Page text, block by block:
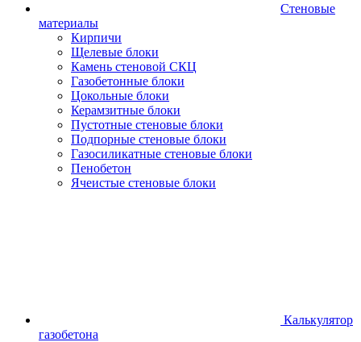
Стеновые
материалы
Кирпичи
Щелевые блоки
Камень стеновой СКЦ
Газобетонные блоки
Цокольные блоки
Керамзитные блоки
Пустотные стеновые блоки
Подпорные стеновые блоки
Газосиликатные стеновые блоки
Пенобетон
Ячеистые стеновые блоки
Калькулятор
газобетона